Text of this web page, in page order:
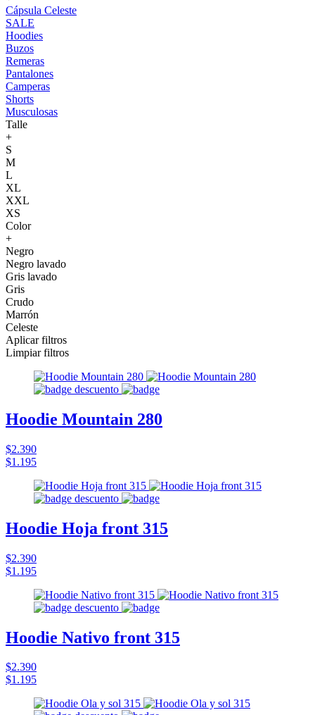
Cápsula Celeste
SALE
Hoodies
Buzos
Remeras
Pantalones
Camperas
Shorts
Musculosas
Talle
+
S
M
L
XL
XXL
XS
Color
+
Negro
Negro lavado
Gris lavado
Gris
Crudo
Marrón
Celeste
Aplicar filtros
Limpiar filtros
Hoodie Mountain 280
$2.390
$1.195
Hoodie Hoja front 315
$2.390
$1.195
Hoodie Nativo front 315
$2.390
$1.195